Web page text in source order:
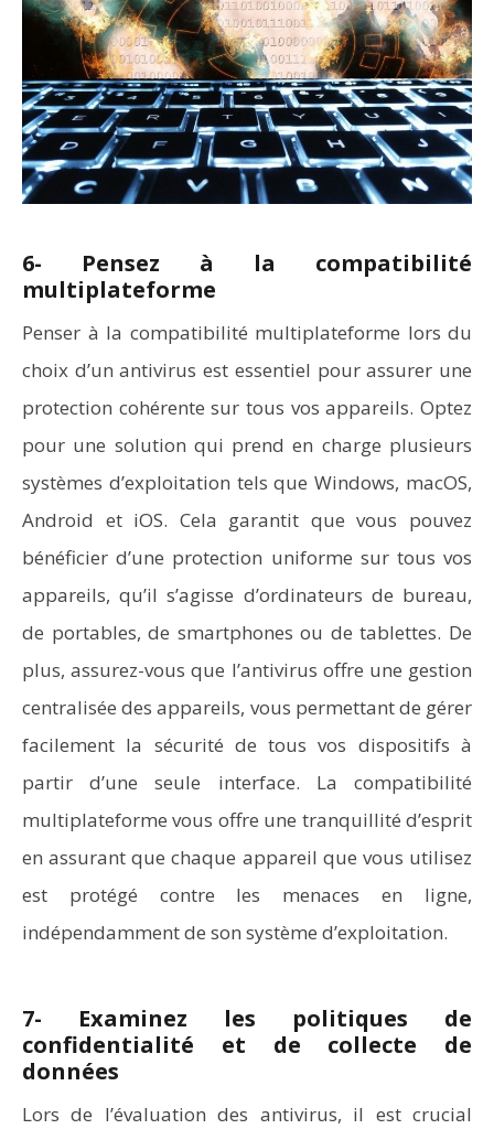
6- Pensez à la compatibilité
multiplateforme
Penser à la compatibilité multiplateforme lors du
choix d’un antivirus est essentiel pour assurer une
protection cohérente sur tous vos appareils. Optez
pour une solution qui prend en charge plusieurs
systèmes d’exploitation tels que Windows, macOS,
Android et iOS. Cela garantit que vous pouvez
bénéficier d’une protection uniforme sur tous vos
appareils, qu’il s’agisse d’ordinateurs de bureau,
de portables, de smartphones ou de tablettes. De
plus, assurez-vous que l’antivirus offre une gestion
centralisée des appareils, vous permettant de gérer
facilement la sécurité de tous vos dispositifs à
partir d’une seule interface. La compatibilité
multiplateforme vous offre une tranquillité d’esprit
en assurant que chaque appareil que vous utilisez
est protégé contre les menaces en ligne,
indépendamment de son système d’exploitation.
7- Examinez les politiques de
confidentialité et de collecte de
données
Lors de l’évaluation des antivirus, il est crucial